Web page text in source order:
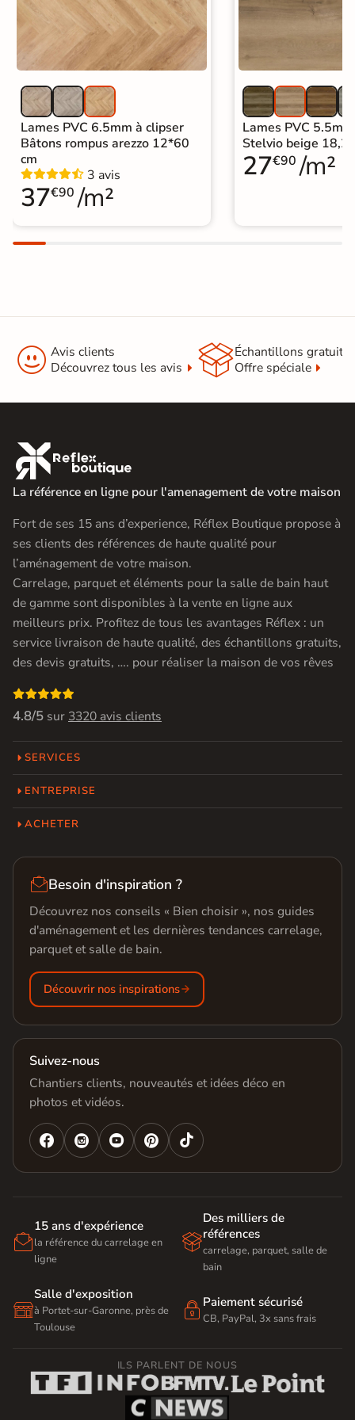
Entretien
nettoyer et est protégé contre l'usure
et la détérioration au quotidien. Il
vous suffit de l'essuyer de temps à
autre avec une serpillière humide et
des produits de nettoyage standard.
Origine
Sous-couche
intégrée
oui
Format Simplifié
Parquet
Lames PVC 6.5mm à clipser
Bâtons rompus arezzo 12*60
cm
3 avis
37€90 /m²
Lames PVC
Stelvio beige
27€90 /m²
 Avis clients
Découvrez tous les avis
Échantillons gratuit
Offre spéciale

La référence en ligne pour l'amenagement de votre maison
Fort de ses 15 ans d’experience, Réflex Boutique propose à
ses clients des références de haute qualité pour
l’aménagement de votre maison.
Carrelage, parquet et éléments pour la salle de bain haut
de gamme sont disponibles à la vente en ligne aux
meilleurs prix. Profitez de tous les avantages Réflex : un
service livraison de haute qualité, des échantillons gratuits,
des devis gratuits, …. pour réaliser la maison de vos rêves

4.8/5 sur 3320 avis clients
SERVICES
ENTREPRISE
ACHETER
Besoin d'inspiration ?
Découvrez nos conseils « Bien choisir », nos guides
d'aménagement et les dernières tendances carrelage,
parquet et salle de bain.
Découvrir nos inspirations
Suivez-nous
Chantiers clients, nouveautés et idées déco en
photos et vidéos.
   

15 ans d'expérience
la référence du carrelage en
ligne

Des milliers de
références
carrelage, parquet, salle de
bain

Salle d'exposition
à Portet-sur-Garonne, près de
Toulouse
 Paiement sécurisé
CB, PayPal, 3x sans frais
ILS PARLENT DE NOUS